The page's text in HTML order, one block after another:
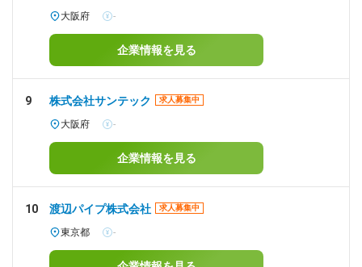
大阪府 -
企業情報を見る
9 株式会社サンテック 求人募集中
大阪府 -
企業情報を見る
10 渡辺パイプ株式会社 求人募集中
東京都 -